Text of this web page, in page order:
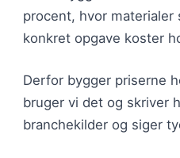
procent, hvor
konkret opgave koster
Derfor bygger priserne
bruger vi det og skriver
branchekilder og siger